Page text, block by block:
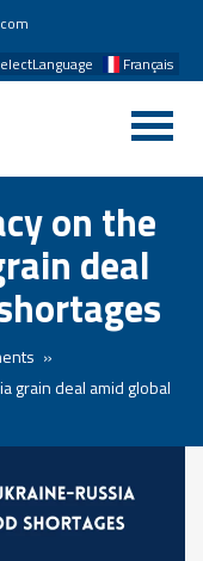
Français
on the
deal
grain deal amid global